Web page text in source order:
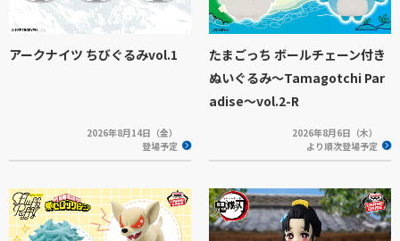
アークナイツ ちびぐるみvol.1
2026年8月14日（金）
登場予定
たまごっち ボールチェーン付き
ぬいぐるみ～Tamagotchi Par
adise～vol.2-R
2026年8月6日（木）
より順次登場予定